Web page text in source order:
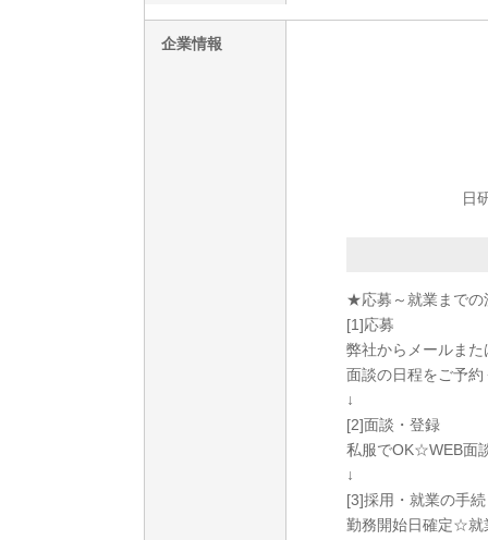
企業情報
日
★応募～就業までの
[1]応募
弊社からメールま
面談の日程をご予約
↓
[2]面談・登録
私服でOK☆WEB面
↓
[3]採用・就業の手
勤務開始日確定☆就